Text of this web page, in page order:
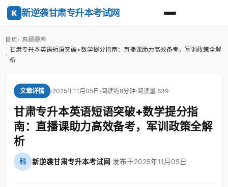
K 新逆袭甘肃专升本考试网
首页
真题题库
甘肃专升本英语短语突破+数学提分指南：直播课助力高效备考，军训政策全解
析
文章详情 2025年11月05日 阅读约8分钟 阅读量 639
甘肃专升本英语短语突破+数学提分指
南：直播课助力高效备考，军训政策全解
析
科 新逆袭甘肃专升本考试网·发布于2025年11月05日